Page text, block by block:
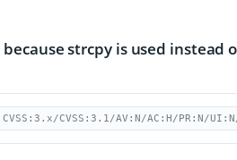
strcpy is used instead
CVSS:3.x/CVSS:3.1/AV:N/AC:H/PR:N/